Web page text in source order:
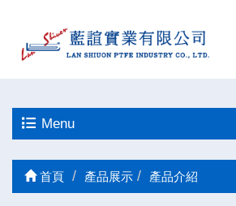
Menu
首頁 產品展示 產品介紹